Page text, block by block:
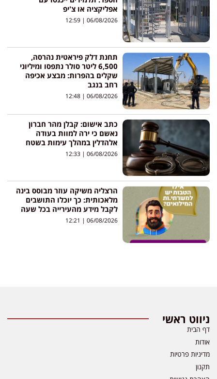
אפליקציה או צ'יפ
06/08/2026
תחנת דלק פיראטית נהרסה,
6,500 ליטר סולר נתפסו ומיליוני
שקלים בהפרות: מבצע אכיפה
רחב בנגב
06/08/2026
כתב אישום: קבלן מהר חברון
נאשם כי ירה למוות בעודה
אלהדלין במהלך עימות בשטח
06/08/2026
הרצליה משיקה עוזר מבוסס בינה
מלאכותית: כך יוכלו התושבים
לקבל מידע מהעירייה בכל שעה
06/08/2026
ניווט ראשי
דף הבית
אודות
מדיניות פרטיות
תקנון